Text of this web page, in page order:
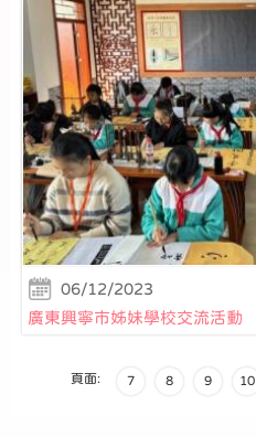
06/12/2023
廣東興寧市姊妹學校交流活動
頁面: 7 8 9 10